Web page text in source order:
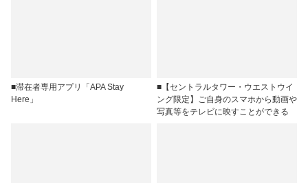
■滞在者専用アプリ「APA Stay
Here」
■【セントラルタワー・ウエストウイ
ング限定】ご自身のスマホから動画や
写真等をテレビに映すことができる